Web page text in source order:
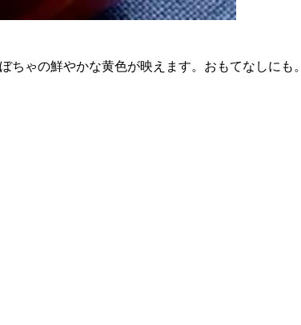
ちゃの鮮やかな黄色が映えます。おもてなしにも。